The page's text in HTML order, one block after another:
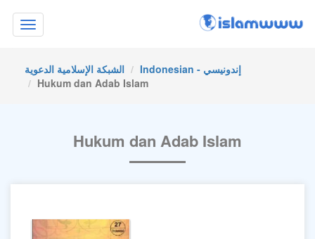
Toggle
navigation
الشبكة الإسلامية الدعوية
Indonesian - إندونيسي
Hukum dan Adab Islam
Hukum dan Adab Islam